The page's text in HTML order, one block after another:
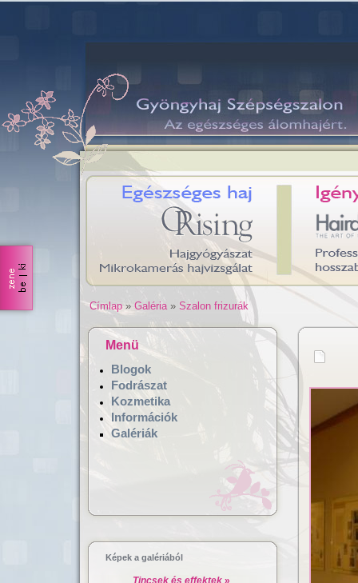
Hajgyógyászat,
Lézeres
dúsítás
Címlap» Galéria» Szalon frizurák
Menü
Blogok
Fodrászat
Kozmetika
Információk
Galériák
Képek a galériából
Tincsek és effektek»